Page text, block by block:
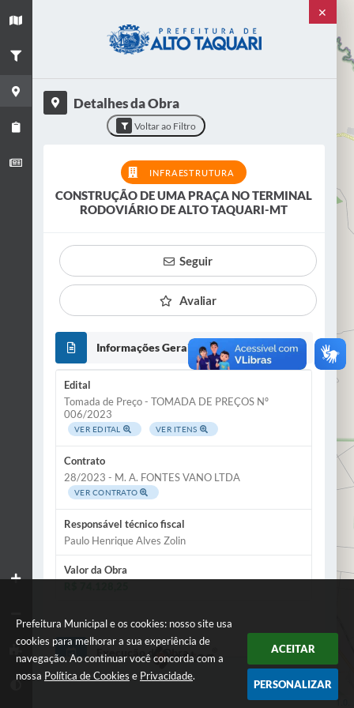
Prefeitura Municipal e os cookies: nosso site usa
cookies para melhorar a sua experiência de
navegação. Ao continuar você concorda com a
nossa Política de Cookies e Privacidade.
ACEITAR
PERSONALIZAR
TAQUARI-MT
Infraestrutura
EM ANDAMENTO
OpenStreetMapcontributors,ODbL 1.0.
✕
Detalhes da Obra
Voltar ao Filtro
INFRAESTRUTURA
CONSTRUÇÃO DE UMA PRAÇA NO TERMINAL
RODOVIÁRIO DE ALTO TAQUARI-MT
Seguir
Avaliar
Informações Gerais
Edital
Tomada de Preço - TOMADA DE PREÇOS Nº
006/2023
VER EDITAL VER ITENS
Contrato
28/2023 - M. A. FONTES VANO LTDA
VER CONTRATO
Responsável técnico fiscal
Paulo Henrique Alves Zolin
Valor da Obra
Execução da Obra